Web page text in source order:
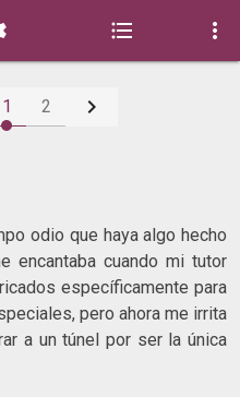
 
1 2 
odio que haya algo hecho
encantaba cuando mi tutor
específicamente para
pero ahora me irrita
a un túnel por ser la única